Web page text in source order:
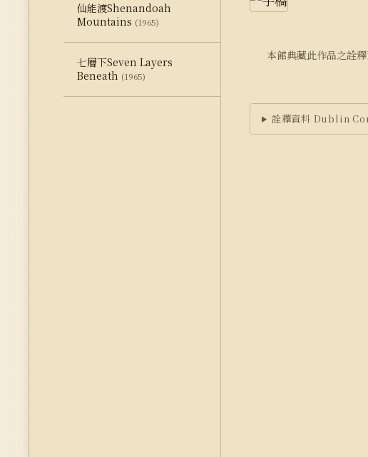
仙能渡Shenandoah
Mountains (1965)
七層下Seven Layers
Beneath (1965)
本館典藏此作品之詮
詮釋資料 Dublin